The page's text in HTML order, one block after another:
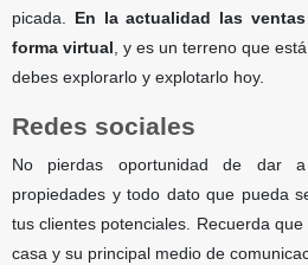
picada. En la actualidad las
forma virtual, y es un terreno que
debes explorarlo y explotarlo hoy.
Redes sociales
No pierdas oportunidad de dar
propiedades y todo dato que pueda
tus clientes potenciales. Recuerda
casa y su principal medio de